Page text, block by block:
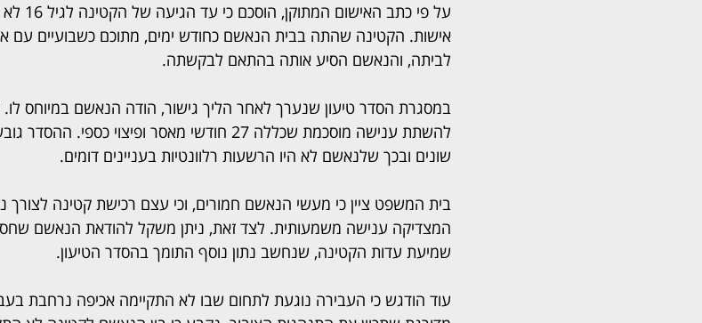
על פי
אישות. הקטינה שהתה בבית הנאשם כחודש ימים, מתוכם כשבועיים עם
לביתה, והנאשם הסיע אותה בהתאם לבקשתה.
במסגרת הסדר טיעון שנערך לאחר הליך גישור, הודה הנאשם במיוחס לו.
להשתת ענישה מוסכמת שכללה 27 חודשי מאסר ופיצוי
שונים ובכך שלנאשם לא היו הרשעות רלוונטיות בעניינים דומים.
בית המשפט ציין כי מעשי הנאשם חמורים, וכי עצם רכישת קטינה לצורך
המצדיקה ענישה משמעותית. לצד זאת, ניתן משקל להודאת הנאשם שחסכה
שמיעת עדות הקטינה, שנחשב נתון נוסף התומך בהסדר הטיעון.
עוד הודגש כי העבירה נוגעת לתחום שבו לא התקיימה אכיפה נרחבת